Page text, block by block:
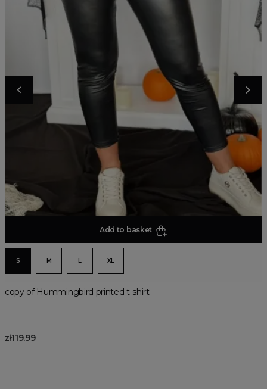
Add to basket
S M L XL
copy of Hummingbird printed t-shirt
zł119.99